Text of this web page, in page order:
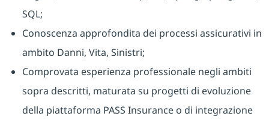
SQL;
Conoscenza approfondita dei processi assicurativi in
ambito Danni, Vita, Sinistri;
Comprovata esperienza professionale negli ambiti
sopra descritti, maturata su progetti di evoluzione
della piattaforma PASS Insurance o di integrazione